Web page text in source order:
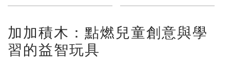
Range
(NT$)
加加積木：點燃兒童創意與學
習的益智玩具